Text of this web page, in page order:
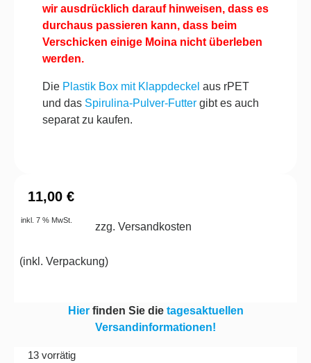
wir ausdrücklich darauf hinweisen, dass es
durchaus passieren kann, dass beim
Verschicken einige Moina nicht überleben
werden.
Die Plastik Box mit Klappdeckel aus rPET
und das Spirulina-Pulver-Futter gibt es auch
separat zu kaufen.
11,00 €
inkl. 7 % MwSt.
zzg. Versandkosten
(inkl. Verpackung)
Hier finden Sie die tagesaktuellen
Versandinformationen!
13 vorrätig